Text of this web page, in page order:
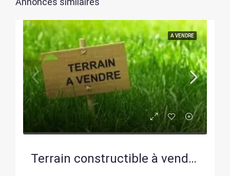
A VENDRE
Terrain constructible à vendre à Azay-sur-Cher de 326 m²